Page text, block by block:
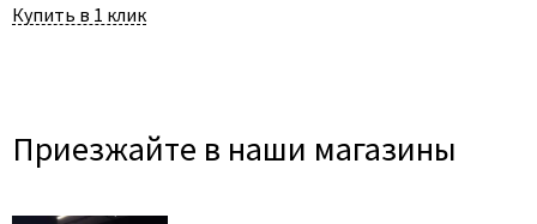
Купить в 1 клик
Приезжайте в наши магазины